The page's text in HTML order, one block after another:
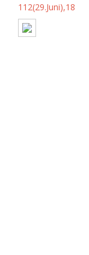
112(29.Juni),18